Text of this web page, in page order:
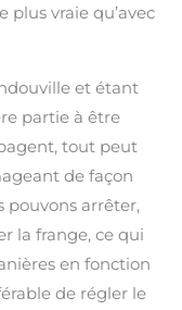
plus vraie qu’avec
et étant
partie à être
tout peut
de façon
pouvons arrêter,
la frange, ce qui
en fonction
de régler le